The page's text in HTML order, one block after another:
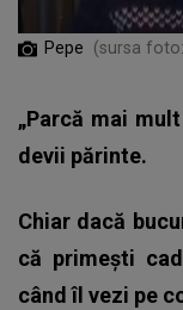
Pepe (sursa
„Parcă mai
devii părinte.
Chiar dacă
că primești
când îl vezi pe